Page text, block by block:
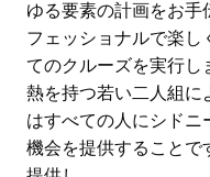
ゆる要素の計画をお手
フェッショナルで楽し
てのクルーズを実行し
熱を持つ若い二人組に
はすべての人にシドニ
機会を提供することで